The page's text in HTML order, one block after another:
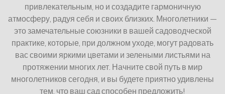
привлекательным, но и создадите гармоничную
атмосферу, радуя себя и своих близких. Многолетники —
это замечательные союзники в вашей садоводческой
практике, которые, при должном уходе, могут радовать
вас своими яркими цветами и зелеными листьями на
протяжении многих лет. Начните свой путь в мир
многолетников сегодня, и вы будете приятно удивлены
тем, что ваш сад способен предложить!